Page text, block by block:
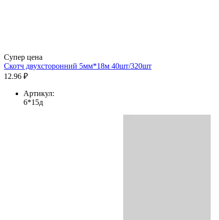
Супер цена
Скотч двухсторонний 5мм*18м 40шт/320шт
12.96 ₽
Артикул:
6*15д